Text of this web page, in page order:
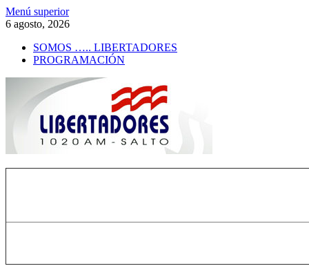
Saltar
al
Menú superior
6 agosto, 2026
SOMOS ….. LIBERTADORES
PROGRAMACIÓN